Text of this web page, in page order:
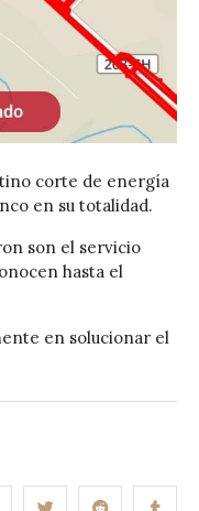
corte de energía
en su totalidad.
son el servicio
hasta el
en solucionar el